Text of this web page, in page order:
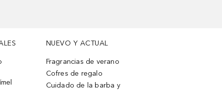
NUEVO Y ACTUAL
Fragrancias de verano
Cofres de regalo
Cuidado de la barba y